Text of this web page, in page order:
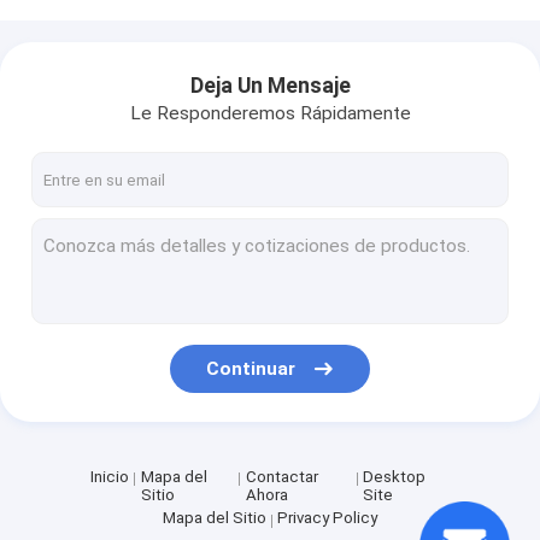
Deja Un Mensaje
Le Responderemos Rápidamente
Continuar
Inicio
Mapa del
Sitio
Contactar
Ahora
Desktop
Site
Mapa del Sitio
Privacy Policy